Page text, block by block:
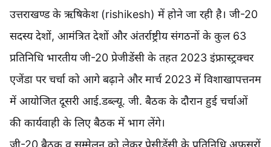
उत्तराखण्ड के ऋषिकेश (rishikesh) में होने जा रही है। जी-20
सदस्य देशों, आमंत्रित देशों और अंतर्राष्ट्रीय संगठनों के कुल 63
प्रतिनिधि भारतीय जी-20 प्रेजीडेंसी के तहत 2023 इंफ्रास्ट्रक्चर
एजेंडा पर चर्चा को आगे बढ़ाने और मार्च 2023 में विशाखापत्तनम
में आयोजित दूसरी आई.डब्ल्यू. जी. बैठक के दौरान हुई चर्चाओं
की कार्यवाही के लिए बैठक में भाग लेंगे।